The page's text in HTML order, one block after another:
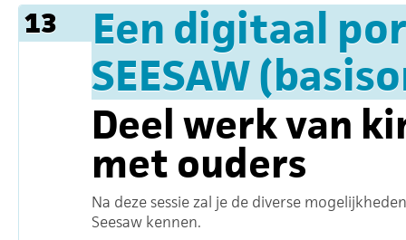
13
Een digitaal
SEESAW
Deel werk van
met ouders
Na deze sessie zal je de diverse
Seesaw kennen.